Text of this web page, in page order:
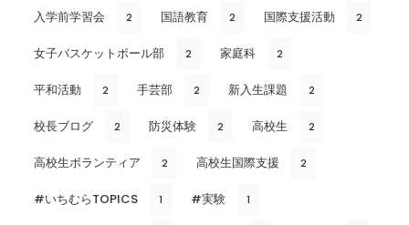
入学前学習会 2 国語教育 2 国際支援活動 2
女子バスケットボール部 2 家庭科 2
平和活動 2 手芸部 2 新入生課題 2
校長ブログ 2 防災体験 2 高校生 2
高校生ボランティア 2 高校生国際支援 2
#いちむらTOPICS 1 #実験 1